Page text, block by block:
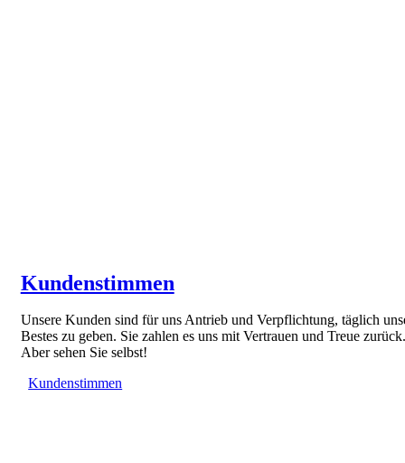
Kundenstimmen
Unsere Kunden sind für uns Antrieb und Verpflichtung, täglich
Bestes zu geben. Sie zahlen es uns mit Vertrauen und Treue zurück.
Aber sehen Sie selbst!
Kundenstimmen